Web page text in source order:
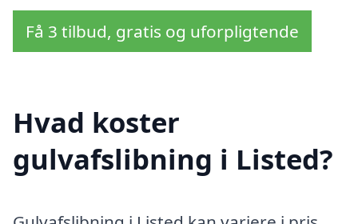
Få 3 tilbud, gratis og uforpligtende
Hvad koster
gulvafslibning i Listed?